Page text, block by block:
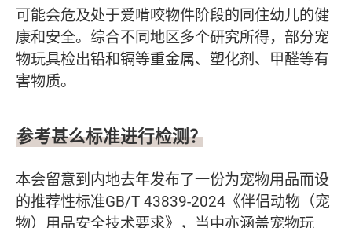
可能会危及处于爱啃咬物件阶段的同住幼儿的健
康和安全。综合不同地区多个研究所得，部分宠
物玩具检出铅和镉等重金属、塑化剂、甲醛等有
害物质。
参考甚么标准进行检测？
本会留意到内地去年发布了一份为宠物用品而设
的推荐性标准GB/T 43839-2024《伴侣动物（宠
物）用品安全技术要求》，当中亦涵盖宠物玩